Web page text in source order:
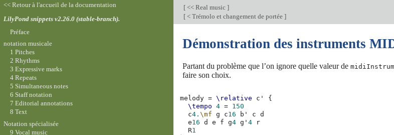
[ << Real music ]
[ < Trémolo et changement de portée ]
Démonstration des instruments
Partant du problème que l’on ignore quelle valeur de
faire son choix.
melody = \relative c'
{
\tempo
4 = 150
c4.\mf g c16 b' c
d
e16 d e f g4 g'4
r
R1
<< Retour à l'accueil de la documentation
LilyPond snippets v2.26.0 (stable-branch).
Préface
notation musicale
1 Pitches
2 Rhythms
3 Expressive marks
4 Repeats
5 Simultaneous notes
6 Staff notation
7 Editorial annotations
8 Text
Notation spécialisée
9 Vocal music